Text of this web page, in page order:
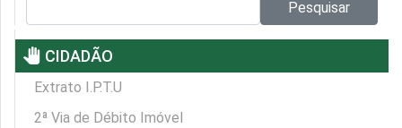
Pesquisar
pan_tool CIDADÃO
Extrato I.P.T.U
2ª Via de Débito Imóvel